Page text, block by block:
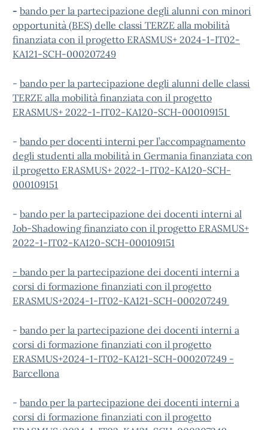
- bando per la partecipazione degli alunni con minori
opportunità (BES) delle classi TERZE alla mobilità
finanziata con il progetto ERASMUS+ 2024-1-IT02-
KA121-SCH-000207249
- bando per la partecipazione degli alunni delle classi
TERZE alla mobilità finanziata con il progetto
ERASMUS+ 2022-1-IT02-KA120-SCH-000109151
- bando per docenti interni per l’accompagnamento
degli studenti alla mobilità in Germania finanziata con
il progetto ERASMUS+ 2022-1-IT02-KA120-SCH-
000109151
- bando per la partecipazione dei docenti interni al
Job-Shadowing finanziato con il progetto ERASMUS+
2022-1-IT02-KA120-SCH-000109151
- bando per la partecipazione dei docenti interni a
corsi di formazione finanziati con il progetto
ERASMUS+2024-1-IT02-KA121-SCH-000207249
- bando per la partecipazione dei docenti interni a
corsi di formazione finanziati con il progetto
ERASMUS+2024-1-IT02-KA121-SCH-000207249 -
Barcellona
- bando per la partecipazione dei docenti interni a
corsi di formazione finanziati con il progetto